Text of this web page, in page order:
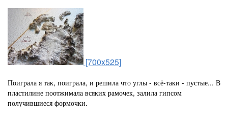
[700x525]
Поиграла я так, поиграла, и решила что углы - всё-таки - пустые... В
пластилине поотжимала всяких рамочек, залила гипсом
получившиеся формочки.